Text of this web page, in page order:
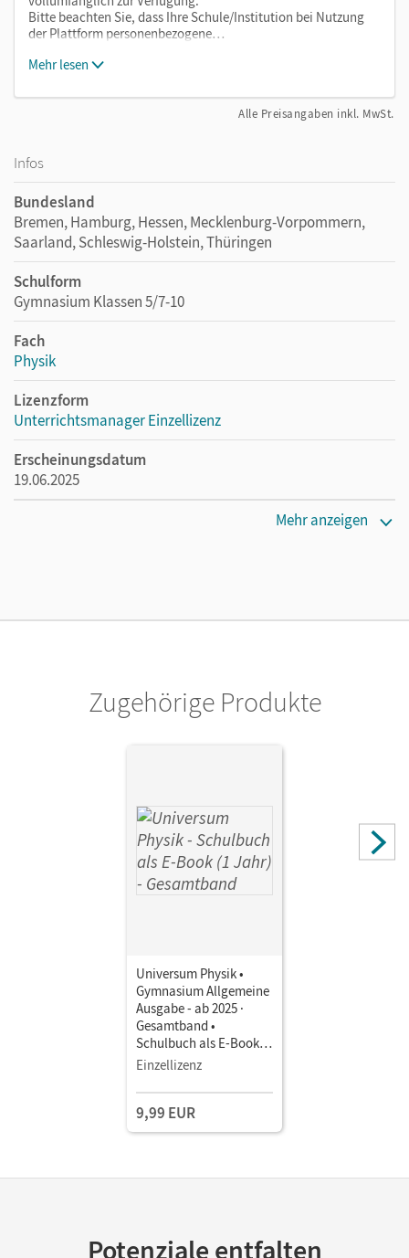
Bitte beachten Sie, dass Ihre Schule/Institution bei Nutzung
der Plattform personenbezogene…
Mehr lesen
Alle Preisangaben inkl. MwSt.
Infos
Bundesland
Bremen, Hamburg, Hessen, Mecklenburg-Vorpommern,
Saarland, Schleswig-Holstein, Thüringen
Schulform
Gymnasium Klassen 5/7-10
Fach
Physik
Lizenzform
Unterrichtsmanager Einzellizenz
Erscheinungsdatum
19.06.2025
Cornelsen Verlag
Mehr anzeigen
Zugehörige Produkte
Universum Physik •
Gymnasium Allgemeine
Ausgabe - ab 2025 ·
Gesamtband •
Schulbuch als E-Book (1
Jahr) Mit Medien
Einzellizenz
9,99 EUR
Potenziale entfalten